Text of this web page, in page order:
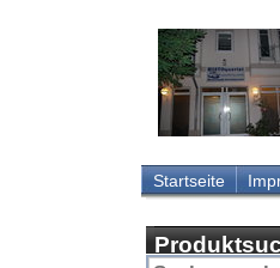
Startseite